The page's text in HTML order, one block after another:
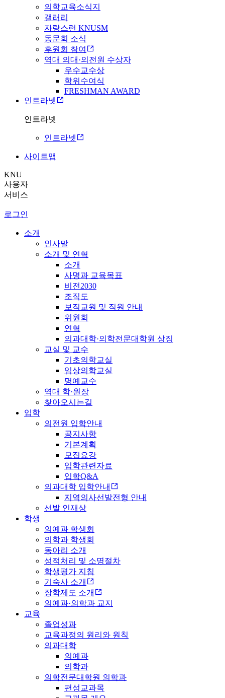
의학교육소식지
갤러리
자랑스런 KNUSM
동문회 소식
후원회 참여
역대 의대·의전원 수상자
우수교수상
학위수여식
FRESHMAN AWARD
인트라넷
인트라넷
인트라넷
사이트맵
KNU
사용자
서비스
로그인
소개
인사말
소개 및 연혁
소개
사명과 교육목표
비전2030
조직도
보직교원 및 직원 안내
위원회
연혁
의과대학·의학전문대학원 상징
교실 및 교수
기초의학교실
임상의학교실
명예교수
역대 학·원장
찾아오시는길
입학
의전원 입학안내
공지사항
기본계획
모집요강
입학관련자료
입학Q&A
의과대학 입학안내
지역의사선발전형 안내
선발 인재상
학생
의예과 학생회
의학과 학생회
동아리 소개
성적처리 및 소명절차
학생평가 지침
기숙사 소개
장학제도 소개
의예과·의학과 교지
교육
졸업성과
교육과정의 원리와 원칙
의과대학
의예과
의학과
의학전문대학원 의학과
편성교과목